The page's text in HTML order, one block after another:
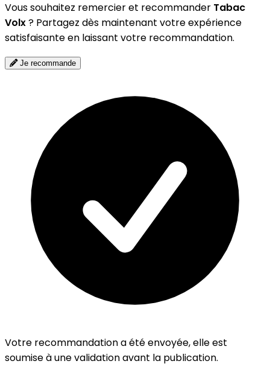
Vous souhaitez remercier et recommander Tabac
Volx? Partagez dès maintenant votre expérience
satisfaisante en laissant votre recommandation.
Je recommande
Votre recommandation a été envoyée, elle est
soumise à une validation avant la publication.